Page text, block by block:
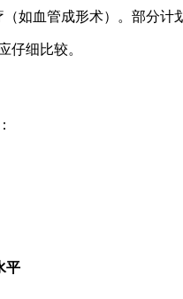
如血管成形术）。部分计
仔细比较。
平